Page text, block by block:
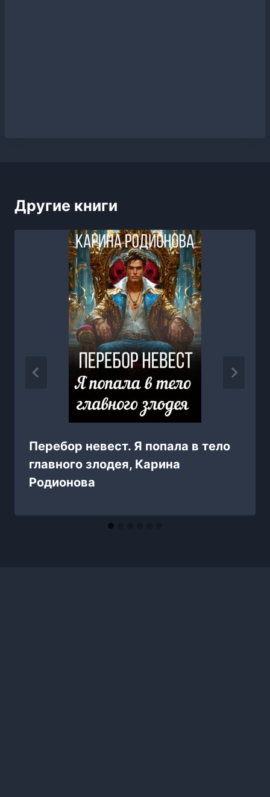
Другие книги
Перебор невест. Я попала в тело
главного злодея, Карина
Родионова